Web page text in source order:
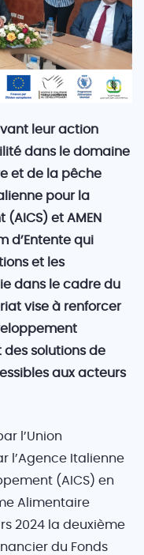
leur action
dans le domaine
et de la pêche
pour la
et AMEN
d’Entente qui
et les
dans le cadre du
vise à renforcer
solutions de
aux acteurs
l’Union
l’Agence Italienne
(AICS) en
Alimentaire
2024 la deuxième
du Fonds